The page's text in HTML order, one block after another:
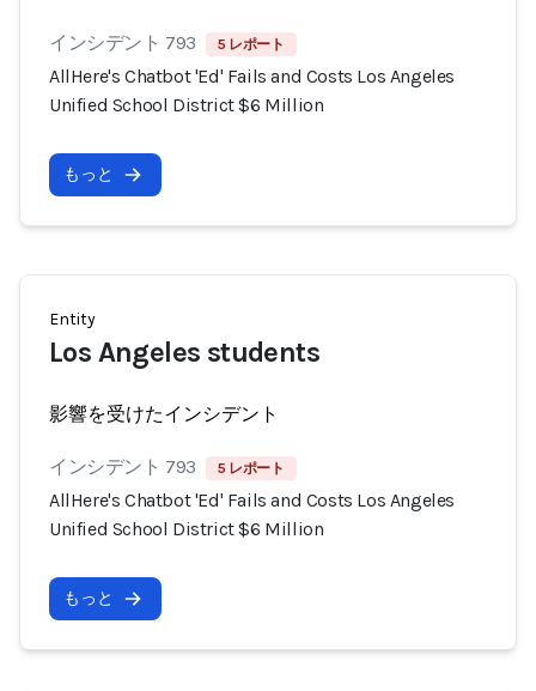
インシデント 793 5 レポート
AllHere's Chatbot 'Ed' Fails and Costs Los Angeles
Unified School District $6 Million
もっと
Entity
Los Angeles students
影響を受けたインシデント
インシデント 793 5 レポート
AllHere's Chatbot 'Ed' Fails and Costs Los Angeles
Unified School District $6 Million
もっと